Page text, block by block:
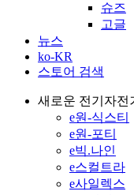
슈즈
고글
뉴스
ko-KR
스토어 검색
새로운 전기자전
e원-식스티
e원-포티
e빅.나인
e스컬트라
e사일렉스